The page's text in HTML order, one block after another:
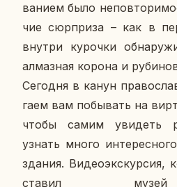
ва­ни­ем было
чие сюр­при­за – как в
внутри ку­роч­ки
ал­маз­ная корона и
Се­го­дня в канун
га­ем вам по­бы­вать на
чтобы самим уви­деть
узнать много
зда­ния.
ста­вил